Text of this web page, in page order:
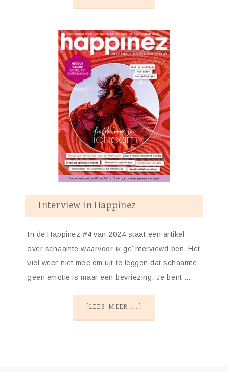
Interview in Happinez
In de Happinez #4 van 2024 staat een artikel
over schaamte waarvoor ik geïnterviewd ben. Het
viel weer niet mee om uit te leggen dat schaamte
geen emotie is maar een bevriezing. Je bent …
[LEES MEER ...]